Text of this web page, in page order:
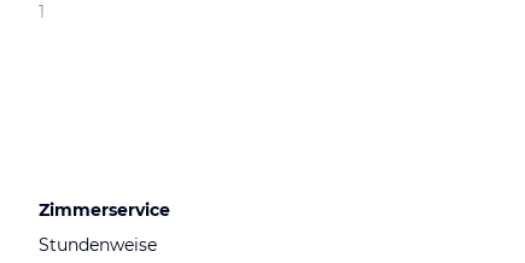
1
Zimmerservice
Stundenweise